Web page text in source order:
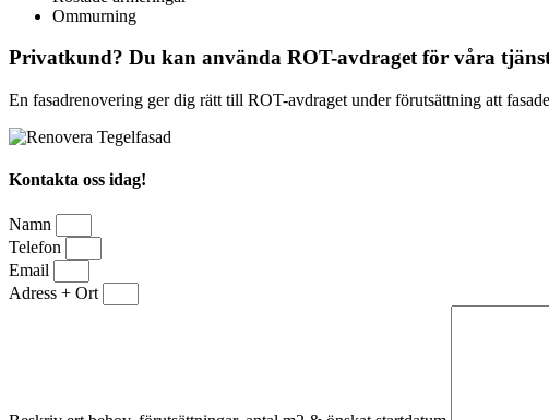
Ommurning
Privatkund? Du kan använda ROT-avdraget för våra
En fasadrenovering ger dig rätt till ROT-avdraget under förutsättning att
Kontakta oss idag!
Namn
Telefon
Email
Adress + Ort